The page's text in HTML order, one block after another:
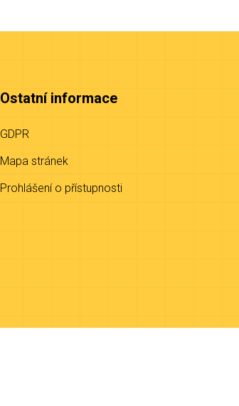
Ostatní informace
GDPR
Mapa stránek
Prohlášení o přístupnosti